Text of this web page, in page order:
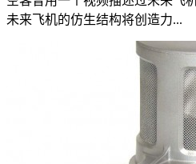
未来飞机的仿生结构将创造力...